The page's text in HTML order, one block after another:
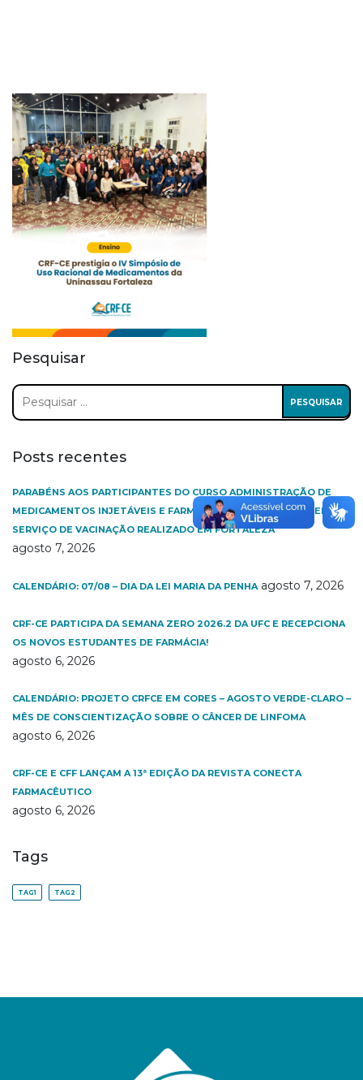
Pesquisar
Pesquisar
por:
Posts recentes
PARABÉNS AOS PARTICIPANTES DO CURSO ADMINISTRAÇÃO DE
MEDICAMENTOS INJETÁVEIS E FARMACÊUTICO HABILITADO EM
SERVIÇO DE VACINAÇÃO REALIZADO EM FORTALEZA
agosto 7, 2026
CALENDÁRIO: 07/08 – DIA DA LEI MARIA DA PENHA agosto 7, 2026
CRF-CE PARTICIPA DA SEMANA ZERO 2026.2 DA UFC E RECEPCIONA
OS NOVOS ESTUDANTES DE FARMÁCIA!
agosto 6, 2026
CALENDÁRIO: PROJETO CRFCE EM CORES – AGOSTO VERDE-CLARO –
MÊS DE CONSCIENTIZAÇÃO SOBRE O CÂNCER DE LINFOMA
agosto 6, 2026
CRF-CE E CFF LANÇAM A 13ª EDIÇÃO DA REVISTA CONECTA
FARMACÊUTICO
agosto 6, 2026
Tags
TAG1 TAG2